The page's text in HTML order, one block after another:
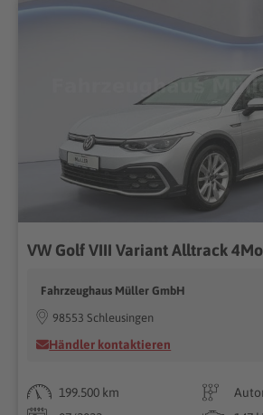
VW Golf VIII Variant Alltrack
Fahrzeughaus Müller GmbH
98553 Schleusingen
Händler kontaktieren
199.500 km